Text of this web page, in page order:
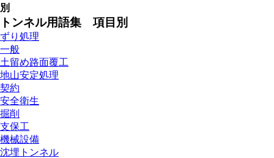
別
トンネル用語集 項目別
ずり処理
一般
土留め路面覆工
地山安定処理
契約
安全衛生
掘削
支保工
機械設備
沈埋トンネル